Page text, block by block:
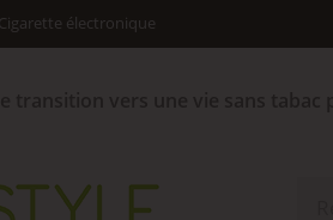
électronique